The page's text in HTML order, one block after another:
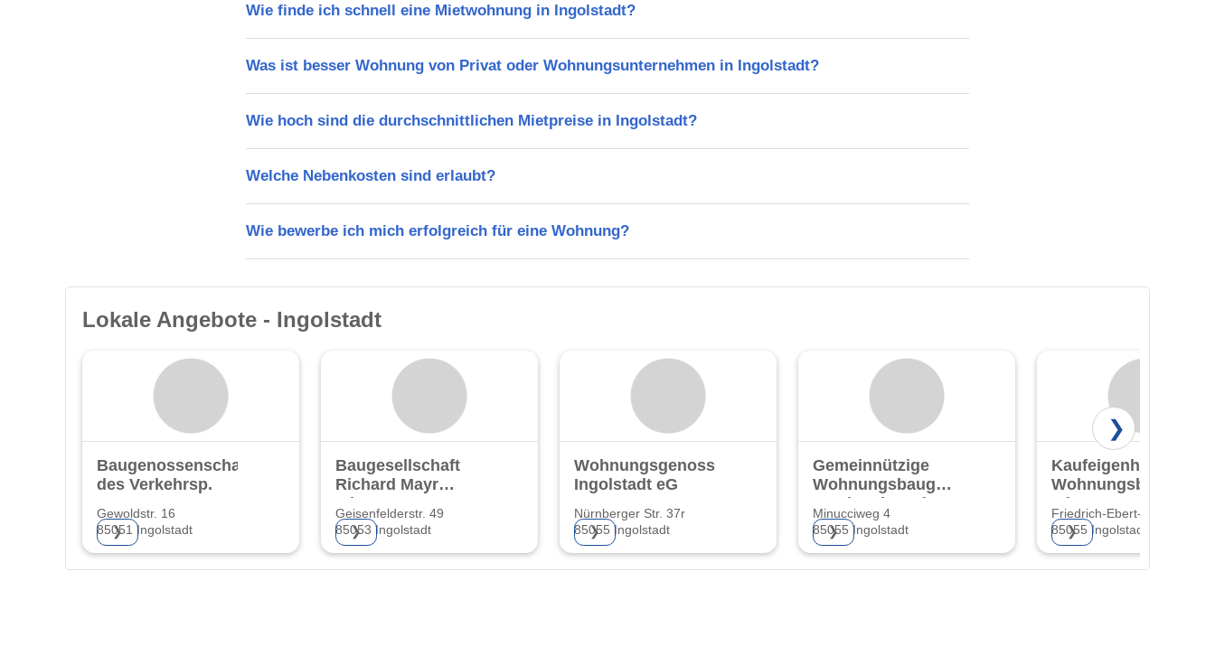
Wie finde ich schnell eine Mietwohnung in Ingolstadt?
Was ist besser Wohnung von Privat oder Wohnungsunternehmen in Ingolstadt?
Wie hoch sind die durchschnittlichen Mietpreise in Ingolstadt?
Welche Nebenkosten sind erlaubt?
Wie bewerbe ich mich erfolgreich für eine Wohnung?
Lokale Angebote - Ingolstadt
Baugenossenschaft
des Verkehrsp.
Gewoldstr. 16
85051 Ingolstadt
❯
Baugesellschaft
Richard Mayr
mbH
Geisenfelderstr. 49
85053 Ingolstadt
❯
Wohnungsgenossenschaft
Ingolstadt eG
Nürnberger Str. 37r
85055 Ingolstadt
❯
Gemeinnützige
Wohnungsbaugesellschaft
Ingolstadt GmbH
Minucciweg 4
85055 Ingolstadt
❯
Kaufeigenheime
mbH
Friedrich-Ebert-Str. 36
85055 Ingolstadt
❯
❯